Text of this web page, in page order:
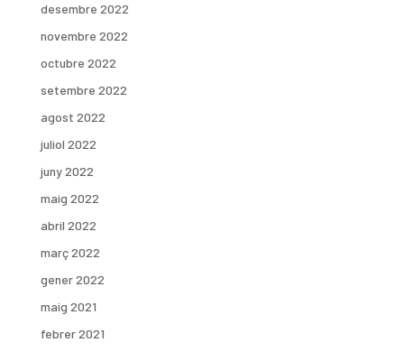
desembre 2022
novembre 2022
octubre 2022
setembre 2022
agost 2022
juliol 2022
juny 2022
maig 2022
abril 2022
març 2022
gener 2022
maig 2021
febrer 2021